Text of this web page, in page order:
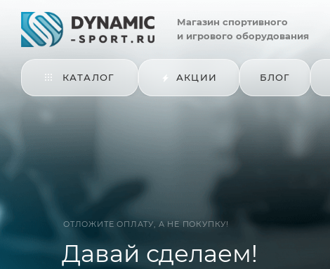
Магазин спортивного
и игрового оборудования
КАТАЛОГ АКЦИИ БЛОГ
ОТЛОЖИТЕ ОПЛАТУ, А НЕ ПОКУПКУ!
Давай сделаем!